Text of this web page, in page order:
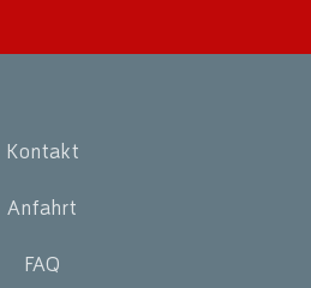
Kontakt
Anfahrt
FAQ